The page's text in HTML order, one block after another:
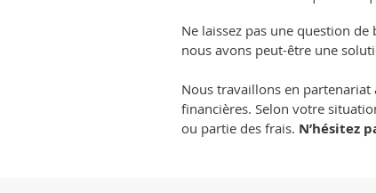
Ne laissez pas une question
nous avons peut-être une
Nous travaillons en partenariat
financières. Selon votre
ou partie des frais. N’hésitez